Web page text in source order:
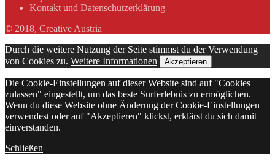
Kontakt und Datenschutzerklärung
© 2018, Creative Austria
Durch die weitere Nutzung der Seite stimmst du der Verwendung
von Cookies zu. Weitere Informationen Akzeptieren
Die Cookie-Einstellungen auf dieser Website sind auf "Cookies
zulassen" eingestellt, um das beste Surferlebnis zu ermöglichen.
Wenn du diese Website ohne Änderung der Cookie-Einstellungen
verwendest oder auf "Akzeptieren" klickst, erklärst du sich damit
einverstanden.
Schließen